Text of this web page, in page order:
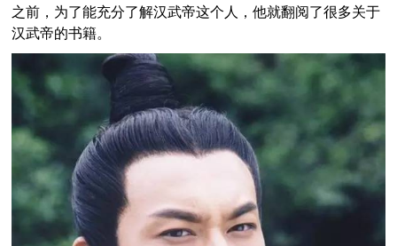
之前，为了能充分了解汉武帝这个人，他就翻阅了很多关于
汉武帝的书籍。